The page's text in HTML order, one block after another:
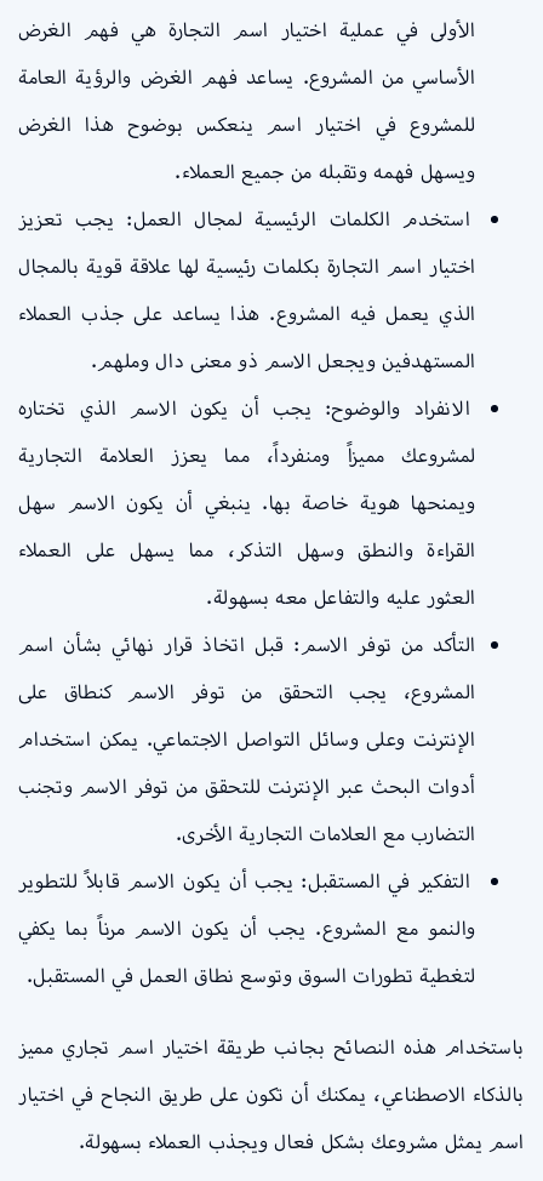
الأولى في عملية اختيار اسم التجارة هي فهم الغرض
الأساسي من المشروع. يساعد فهم الغرض والرؤية العامة
للمشروع في اختيار اسم ينعكس بوضوح هذا الغرض
ويسهل فهمه وتقبله من جميع العملاء.
استخدم الكلمات الرئيسية لمجال العمل: يجب تعزيز
اختيار اسم التجارة بكلمات رئيسية لها علاقة قوية بالمجال
الذي يعمل فيه المشروع. هذا يساعد على جذب العملاء
المستهدفين ويجعل الاسم ذو معنى دال وملهم.
الانفراد والوضوح: يجب أن يكون الاسم الذي تختاره
لمشروعك مميزاً ومنفرداً، مما يعزز العلامة التجارية
ويمنحها هوية خاصة بها. ينبغي أن يكون الاسم سهل
القراءة والنطق وسهل التذكر، مما يسهل على العملاء
العثور عليه والتفاعل معه بسهولة.
التأكد من توفر الاسم: قبل اتخاذ قرار نهائي بشأن اسم
المشروع، يجب التحقق من توفر الاسم كنطاق على
الإنترنت وعلى وسائل التواصل الاجتماعي. يمكن استخدام
أدوات البحث عبر الإنترنت للتحقق من توفر الاسم وتجنب
التضارب مع العلامات التجارية الأخرى.
التفكير في المستقبل: يجب أن يكون الاسم قابلاً للتطوير
والنمو مع المشروع. يجب أن يكون الاسم مرناً بما يكفي
لتغطية تطورات السوق وتوسع نطاق العمل في المستقبل.
باستخدام هذه النصائح بجانب طريقة اختيار اسم تجاري مميز
بالذكاء الاصطناعي، يمكنك أن تكون على طريق النجاح في اختيار
اسم يمثل مشروعك بشكل فعال ويجذب العملاء بسهولة.